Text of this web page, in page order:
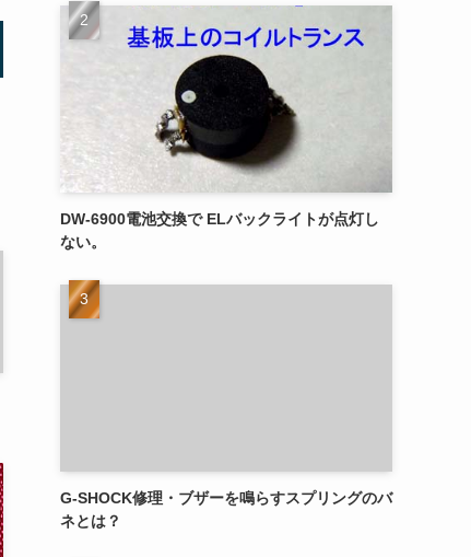
DW-6900電池交換で ELバックライトが点灯し
ない。
G-SHOCK修理・ブザーを鳴らすスプリングのバ
ネとは？